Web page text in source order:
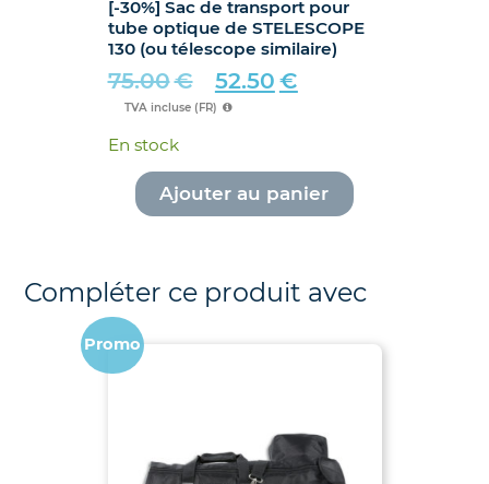
[-30%] Sac de transport pour
tube optique de STELESCOPE
130 (ou télescope similaire)
75.00€
Le
prix
était :
75.00€.
52.50 €
Le
prix
est :
52.50€.
TVA incluse (FR)
En stock
Ajouter au panier
Compléter ce produit avec
Promo